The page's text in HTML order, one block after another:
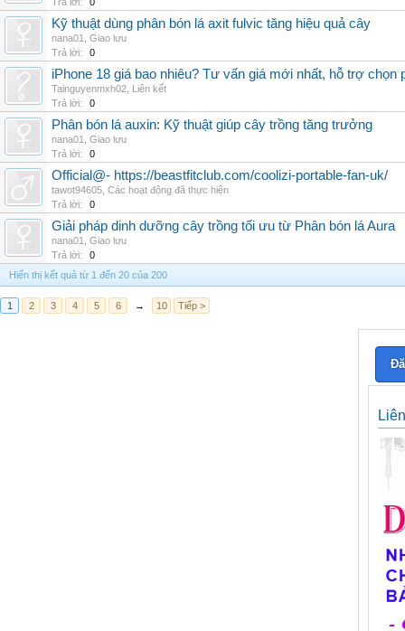
Kỹ thuật dùng phân bón lá axit fulvic tăng hiệu quả cây
nana01
Giao lưu
Trả lời:
0
iPhone 18 giá bao nhiêu? Tư vấn giá mới nhất, hỗ trợ chọn
Tainguyenmxh02 Liên kết
Trả lời:
0
Phân bón lá auxin: Kỹ thuật giúp cây trồng tăng trưởng
nana01
Giao lưu
Trả lời:
0
Official@- https://beastfitclub.com/coolizi-portable-fan-uk/
tawot94605 Các hoạt động đã thực hiện
Trả lời:
0
Giải pháp dinh dưỡng cây trồng tối ưu từ Phân bón lá Aura
nana01
Giao lưu
Trả lời:
0
Hiển thị kết quả từ 1 đến 20 của 200
1 2 3 4 5 6 → 10 Tiếp >